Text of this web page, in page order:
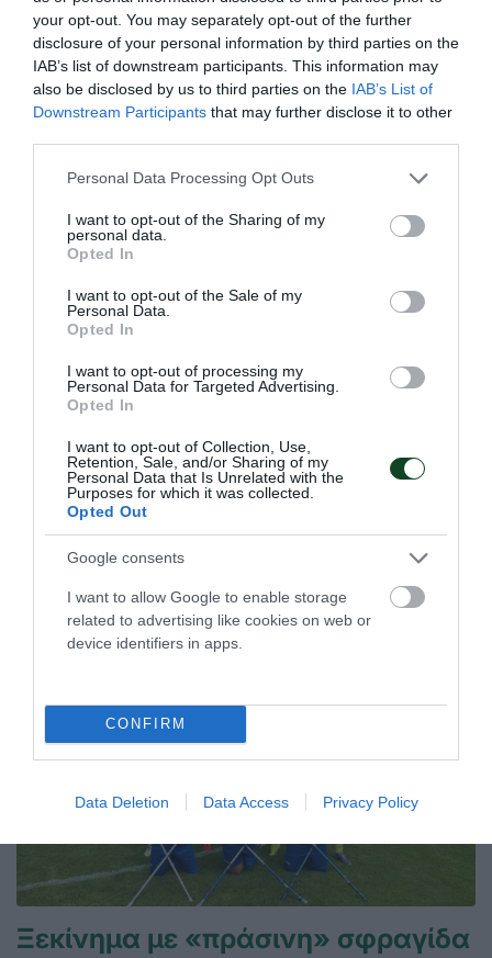
your opt-out. You may separately opt-out of the further
disclosure of your personal information by third parties on the
IAB’s list of downstream participants. This information may
also be disclosed by us to third parties on the IAB’s List of
Downstream Participants that may further disclose it to other
Please note that this website/app uses one or more Google
not limited to your visit or usage behaviour. You may click to
grant or deny consent to Google and its third-party tags to
use your data for below specified purposes in below Google
consent section.
Personal Data Processing Opt Outs
I want to opt-out of the Sharing of my
personal data.
Opted In
I want to opt-out of the Sale of my
Personal Data.
Opted In
I want to opt-out of processing my
Personal Data for Targeted Advertising.
Opted In
I want to opt-out of Collection, Use,
Retention, Sale, and/or Sharing of my
Personal Data that Is Unrelated with the
Purposes for which it was collected.
Opted Out
Google consents
I want to allow Google to enable storage
related to advertising like cookies on web or
device identifiers in apps.
CONFIRM
Data Deletion Data Access Privacy Policy
πρώτη «πράσινη» συμμετοχή στο
αλπικό σκι ΑμεΑ
Ο Γιώργος Σφαλτός έγραψε ιστορία καθώς έγινε ο πρώτος
αθλητής ΑμεΑ του Παναθηναϊκού που αγωνίστηκε στο
αλπικό σκι και αυτό έγινε σε Παγκόσμιο Κύπελλο στην
Αυστρία.
27.12.2024 ΑΛΠΙΚΟ ΣΚΙ ΑΜΕΑ
ΤΕΛΕΥΤΑΙΑ ΝΕΑ
Ξεκίνημα με «πράσινη» σφραγίδα